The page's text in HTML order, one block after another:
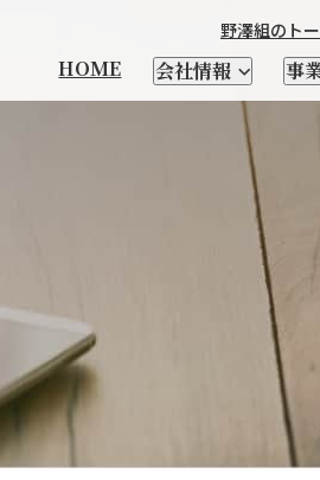
HOME 会社情報
野澤組について
念 会社概要
事
輸入食品
・酵素 サプライヤー
トビール 小麦粉
自社ブランド紹
SHOP CHIKIRI NSWEAR
酪農資材・設備
材の輸入
牛・豚・緬山
家畜生体、精
テクセル羊肉
人を知る
け特設サイト
野澤組のト